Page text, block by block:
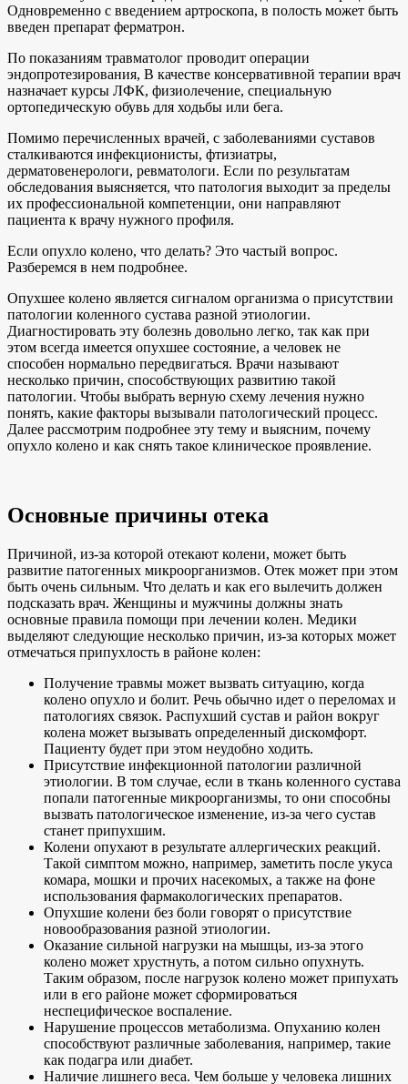
Одновременно с введением артроскопа, в полость может быть
введен препарат ферматрон.
По показаниям травматолог проводит операции
эндопротезирования, В качестве консервативной терапии врач
назначает курсы ЛФК, физиолечение, специальную
ортопедическую обувь для ходьбы или бега.
Помимо перечисленных врачей, с заболеваниями суставов
сталкиваются инфекционисты, фтизиатры,
дерматовенерологи, ревматологи. Если по результатам
обследования выясняется, что патология выходит за пределы
их профессиональной компетенции, они направляют
пациента к врачу нужного профиля.
Если опухло колено, что делать? Это частый вопрос.
Разберемся в нем подробнее.
Опухшее колено является сигналом организма о присутствии
патологии коленного сустава разной этиологии.
Диагностировать эту болезнь довольно легко, так как при
этом всегда имеется опухшее состояние, а человек не
способен нормально передвигаться. Врачи называют
несколько причин, способствующих развитию такой
патологии. Чтобы выбрать верную схему лечения нужно
понять, какие факторы вызывали патологический процесс.
Далее рассмотрим подробнее эту тему и выясним, почему
опухло колено и как снять такое клиническое проявление.
Основные причины отека
Причиной, из-за которой отекают колени, может быть
развитие патогенных микроорганизмов. Отек может при этом
быть очень сильным. Что делать и как его вылечить должен
подсказать врач. Женщины и мужчины должны знать
основные правила помощи при лечении колен. Медики
выделяют следующие несколько причин, из-за которых может
отмечаться припухлость в районе колен:
Получение травмы может вызвать ситуацию, когда
колено опухло и болит. Речь обычно идет о переломах и
патологиях связок. Распухший сустав и район вокруг
колена может вызывать определенный дискомфорт.
Пациенту будет при этом неудобно ходить.
Присутствие инфекционной патологии различной
этиологии. В том случае, если в ткань коленного сустава
попали патогенные микроорганизмы, то они способны
вызвать патологическое изменение, из-за чего сустав
станет припухшим.
Колени опухают в результате аллергических реакций.
Такой симптом можно, например, заметить после укуса
комара, мошки и прочих насекомых, а также на фоне
использования фармакологических препаратов.
Опухшие колени без боли говорят о присутствие
новообразования разной этиологии.
Оказание сильной нагрузки на мышцы, из-за этого
колено может хрустнуть, а потом сильно опухнуть.
Таким образом, после нагрузок колено может припухать
или в его районе может сформироваться
неспецифическое воспаление.
Нарушение процессов метаболизма. Опуханию колен
способствуют различные заболевания, например, такие
как подагра или диабет.
Наличие лишнего веса. Чем больше у человека лишних